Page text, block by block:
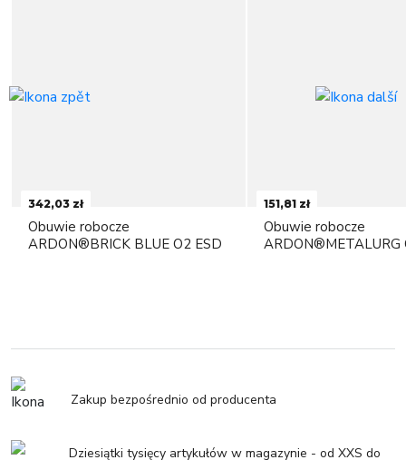
342,03 zł
Obuwie robocze
ARDON®BRICK BLUE O2 ESD
151,81 zł
Obuwie robocze
ARDON®METALURG
Zakup bezpośrednio od producenta
Dziesiątki tysięcy artykułów w magazynie - od XXS do